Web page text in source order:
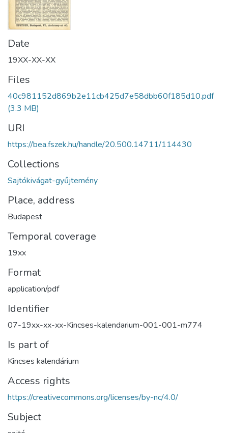
Date
19XX-XX-XX
Files
40c981152d869b2e11cb425d7e58dbb60f185d10.pdf
(3.3 MB)
URI
https://bea.fszek.hu/handle/20.500.14711/114430
Collections
Sajtókivágat-gyűjtemény
Place, address
Budapest
Temporal coverage
19xx
Format
application/pdf
Identifier
07-19xx-xx-xx-Kincses-kalendarium-001-001-m774
Is part of
Kincses kalendárium
Access rights
https://creativecommons.org/licenses/by-nc/4.0/
Subject